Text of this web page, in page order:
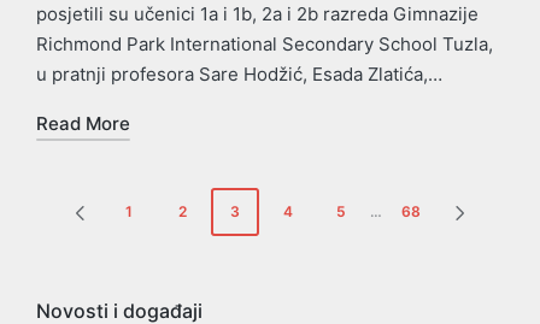
posjetili su učenici 1a i 1b, 2a i 2b razreda Gimnazije
Richmond Park International Secondary School Tuzla,
u pratnji profesora Sare Hodžić, Esada Zlatića,…
Read More
Posts
PREVIOUS
1 2 3 4 5 … 68
Novosti i događaji